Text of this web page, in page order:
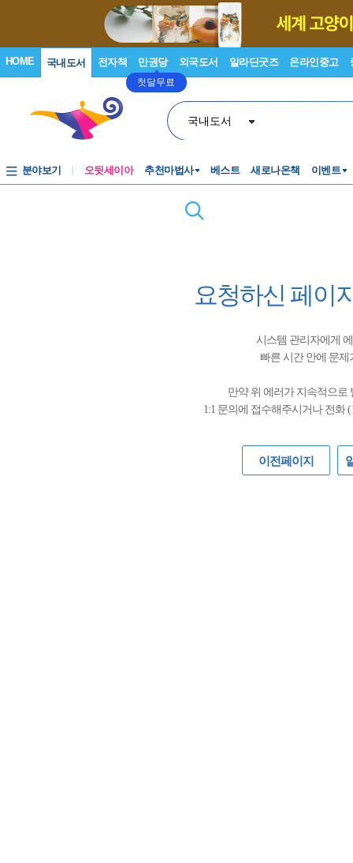
HOME 국내도서 전자책 만권당
첫달무료
외국도서 알라딘굿즈 온라인중고
국내도서
분야보기 오뒷세이아 추천마법사 베스트 새로나온책 이벤트
요청하신 페이
시스템 관리자에게
빠른 시간 안에 문
만약 위 에러가 지속적으로
1:1 문의에 접수해주시거나 전화 (
이전페이지